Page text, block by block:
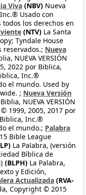
Viva (NBV) Nueva
Usado con
los derechos en
(NTV) La Santa
Tyndale House
reservados.; Nueva
NUEVA VERSIÓN
2022 por Biblica,
Inc.®
el mundo. Used by
; Nueva Versión
NUEVA VERSIÓN
1999, 2005, 2017 por
Inc.®
el mundo.; Palabra
Bible League
La Palabra, (versión
Bíblica de
(BLPH) La Palabra,
y Edición,
Actualizada (RVA-
Copyright © 2015